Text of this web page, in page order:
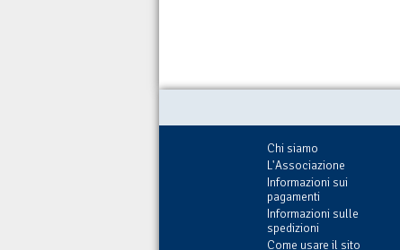
Chi siamo
L'Associazione
Informazioni sui
pagamenti
Informazioni sulle
spedizioni
Come usare il sito